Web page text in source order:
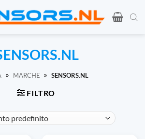
» MARCHE » SENSORS.NL
FILTRO